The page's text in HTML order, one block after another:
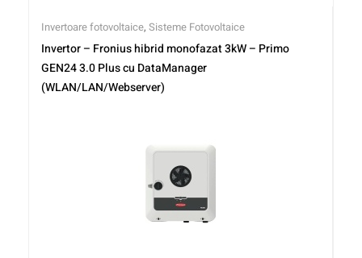
Invertoare fotovoltaice, Sisteme Fotovoltaice
Invertor – Fronius hibrid monofazat 3kW – Primo
GEN24 3.0 Plus cu DataManager
(WLAN/LAN/Webserver)